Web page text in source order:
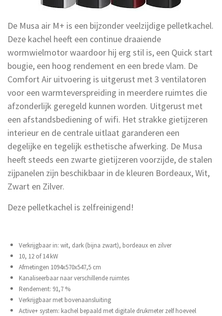
De Musa air M+ is een bijzonder veelzijdige pelletkachel.
Deze kachel heeft een continue draaiende
wormwielmotor waardoor hij erg stil is, een Quick start
bougie, een hoog rendement en een brede vlam. De
Comfort Air uitvoering is uitgerust met 3 ventilatoren
voor een warmteverspreiding in meerdere ruimtes die
afzonderlijk geregeld kunnen worden. Uitgerust met
een afstandsbediening of wifi. Het strakke gietijzeren
interieur en de centrale uitlaat garanderen een
degelijke en tegelijk esthetische afwerking. De Musa
heeft steeds een zwarte gietijzeren voorzijde, de stalen
zijpanelen zijn beschikbaar in de kleuren Bordeaux, Wit,
Zwart en Zilver.
Deze pelletkachel is zelfreinigend!
Verkrijgbaar in: wit, dark (bijna zwart), bordeaux en zilver
10, 12 of 14 kW
Afmetingen 1094x570x547,5 cm
Kanaliseerbaar naar verschillende ruimtes
Rendement: 91,7 %
Verkrijgbaar met bovenaansluiting
Active+ system: kachel bepaald met digitale drukmeter zelf hoeveel